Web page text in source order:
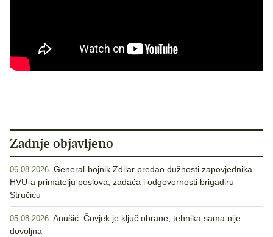
Zadnje objavljeno
06.08.2026. General-bojnik Zdilar predao dužnosti zapovjednika
HVU-a primatelju poslova, zadaća i odgovornosti brigadiru
Stručiću
05.08.2026. Anušić: Čovjek je ključ obrane, tehnika sama nije
dovoljna